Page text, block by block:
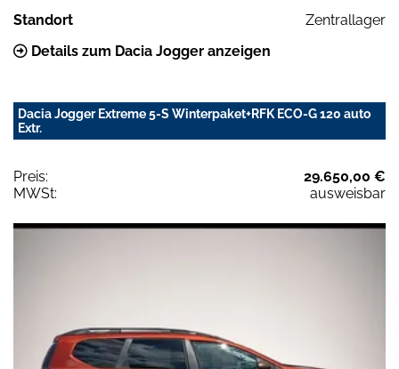
Standort
Zentrallager
Details zum Dacia Jogger anzeigen
Dacia Jogger Extreme 5-S Winterpaket+RFK ECO-G 120 auto
Extr.
Preis:
29.650,00 €
MWSt:
ausweisbar